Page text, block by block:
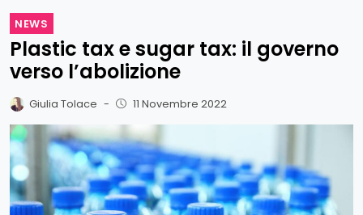
NEWS
Plastic tax e sugar tax: il governo
verso l’abolizione
Giulia Tolace - 11 Novembre 2022